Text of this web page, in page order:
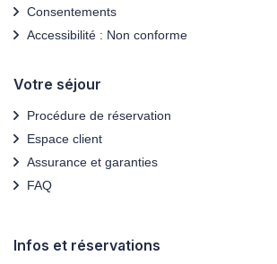
Consentements
Accessibilité : Non conforme
Votre séjour
Procédure de réservation
Espace client
Assurance et garanties
FAQ
Infos et réservations